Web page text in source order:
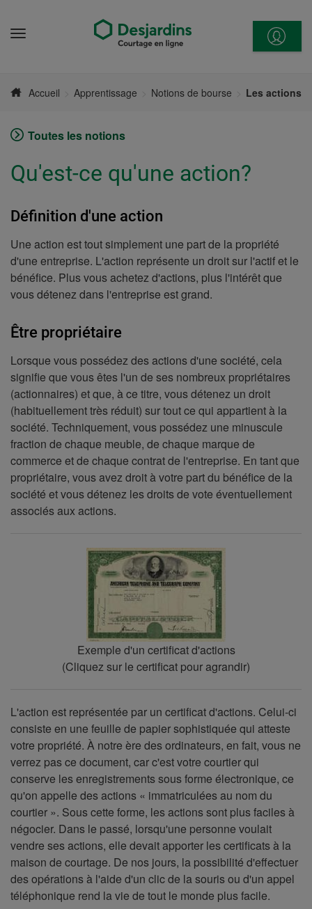
au Menu
Accueil Apprentissage Notions de bourse Les actions
Toutes les notions
Qu'est-ce qu'une action?
Définition d'une action
Une action est tout simplement une part de la propriété
d'une entreprise. L'action représente un droit sur l'actif et le
bénéfice. Plus vous achetez d'actions, plus l'intérêt que
vous détenez dans l'entreprise est grand.
Être propriétaire
Lorsque vous possédez des actions d'une société, cela
signifie que vous êtes l'un de ses nombreux propriétaires
(actionnaires) et que, à ce titre, vous détenez un droit
(habituellement très réduit) sur tout ce qui appartient à la
société. Techniquement, vous possédez une minuscule
fraction de chaque meuble, de chaque marque de
commerce et de chaque contrat de l'entreprise. En tant que
propriétaire, vous avez droit à votre part du bénéfice de la
société et vous détenez les droits de vote éventuellement
associés aux actions.
ATTENTION
-
ouvrira
dans
un
nouvel
onglet.
Exemple d'un certificat d'actions
(Cliquez sur le certificat pour agrandir)
L'action est représentée par un certificat d'actions. Celui-ci
consiste en une feuille de papier sophistiquée qui atteste
votre propriété. À notre ère des ordinateurs, en fait, vous ne
verrez pas ce document, car c'est votre courtier qui
conserve les enregistrements sous forme électronique, ce
qu'on appelle des actions « immatriculées au nom du
courtier ». Sous cette forme, les actions sont plus faciles à
négocier. Dans le passé, lorsqu'une personne voulait
vendre ses actions, elle devait apporter les certificats à la
maison de courtage. De nos jours, la possibilité d'effectuer
des opérations à l'aide d'un clic de la souris ou d'un appel
téléphonique rend la vie de tout le monde plus facile.